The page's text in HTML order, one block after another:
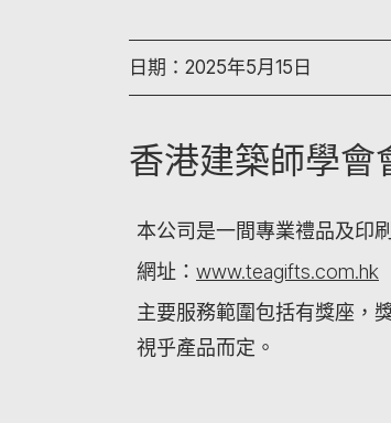
日期：2025年5月15日
香港建築師學會
本公司是一間專業禮品及印
網址： www.teagifts.com.hk
主要服務範圍包括有獎座，
視乎產品而定。